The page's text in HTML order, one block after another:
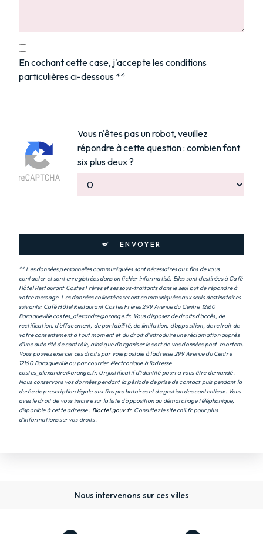
En cochant cette case, j'accepte les conditions
particulières ci-dessous **
Vous n'êtes pas un robot, veuillez
répondre à cette question : combien font
six plus deux ?
ENVOYER
** Les données personnelles communiquées sont nécessaires aux fins de vous
contacter et sont enregistrées dans un fichier informatisé. Elles sont destinées à Café
Hôtel Restaurant Costes Frères et ses sous-traitants dans le seul but de répondre à
votre message. Les données collectées seront communiquées aux seuls destinataires
suivants: Café Hôtel Restaurant Costes Frères 299 Avenue du Centre 12160
Baraqueville costes_alexandre@orange.fr. Vous disposez de droits d’accès, de
rectification, d’effacement, de portabilité, de limitation, d’opposition, de retrait de
votre consentement à tout moment et du droit d’introduire une réclamation auprès
d’une autorité de contrôle, ainsi que d’organiser le sort de vos données post-mortem.
Vous pouvez exercer ces droits par voie postale à l'adresse 299 Avenue du Centre
12160 Baraqueville ou par courrier électronique à l'adresse
costes_alexandre@orange.fr. Un justificatif d'identité pourra vous être demandé.
Nous conservons vos données pendant la période de prise de contact puis pendant la
durée de prescription légale aux fins probatoires et de gestion des contentieux. Vous
avez le droit de vous inscrire sur la liste d'opposition au démarchage téléphonique,
disponible à cette adresse : Bloctel.gouv.fr. Consultez le site cnil.fr pour plus
d’informations sur vos droits.
Nous intervenons sur ces villes